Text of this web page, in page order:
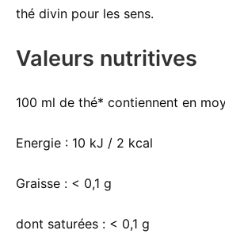
thé divin pour les sens.
Valeurs nutritives
100 ml de thé* contiennent en
Energie : 10 kJ / 2 kcal
Graisse : < 0,1 g
dont saturées : < 0,1 g